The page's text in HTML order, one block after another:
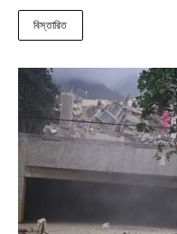
বিস্তারিত